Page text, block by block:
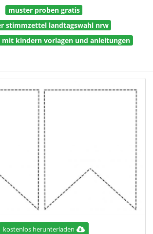
muster proben gratis
stimmzettel landtagswahl nrw
kindern vorlagen und anleitungen
kostenlos herunterladen